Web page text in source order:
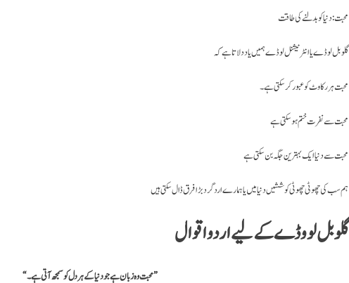
محبت: دنیا کو بدلنے کی طاقت
گلوبل لو ڈے یا انٹرنیشنل لو ڈےہمیں یاد دلاتا ہے کہ
محبت ہر رکاوٹ کو عبور کر سکتی ہے۔
گلوبل لوو ڈے کے لیے اردو اقوال
“محبت وہ زبان ہے جو دنیا کے ہر دل کو سمجھ آتی ہے۔”